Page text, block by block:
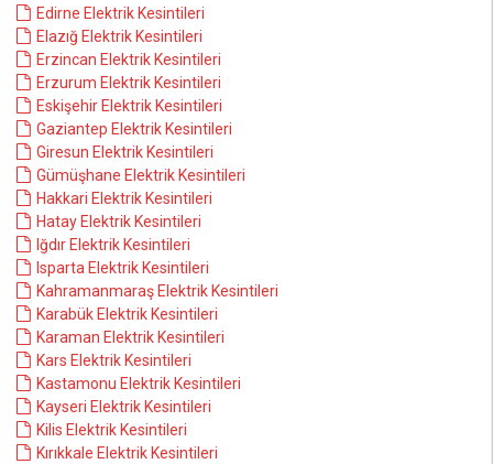
Edirne Elektrik Kesintileri
Elazığ Elektrik Kesintileri
Erzincan Elektrik Kesintileri
Erzurum Elektrik Kesintileri
Eskişehir Elektrik Kesintileri
Gaziantep Elektrik Kesintileri
Giresun Elektrik Kesintileri
Gümüşhane Elektrik Kesintileri
Hakkari Elektrik Kesintileri
Hatay Elektrik Kesintileri
Iğdır Elektrik Kesintileri
Isparta Elektrik Kesintileri
Kahramanmaraş Elektrik Kesintileri
Karabük Elektrik Kesintileri
Karaman Elektrik Kesintileri
Kars Elektrik Kesintileri
Kastamonu Elektrik Kesintileri
Kayseri Elektrik Kesintileri
Kilis Elektrik Kesintileri
Kırıkkale Elektrik Kesintileri